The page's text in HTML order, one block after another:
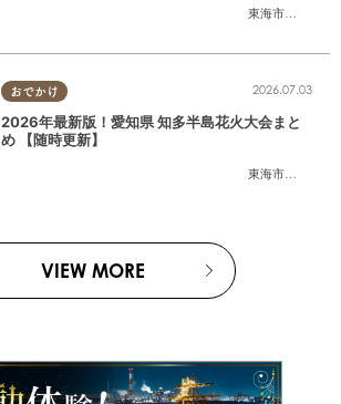
東海市大府市
おでかけ
東海市大府市
2026.07.03
2026年最新版！愛知県 知多半島花火大会まと
め 【随時更新】
VIEW MORE